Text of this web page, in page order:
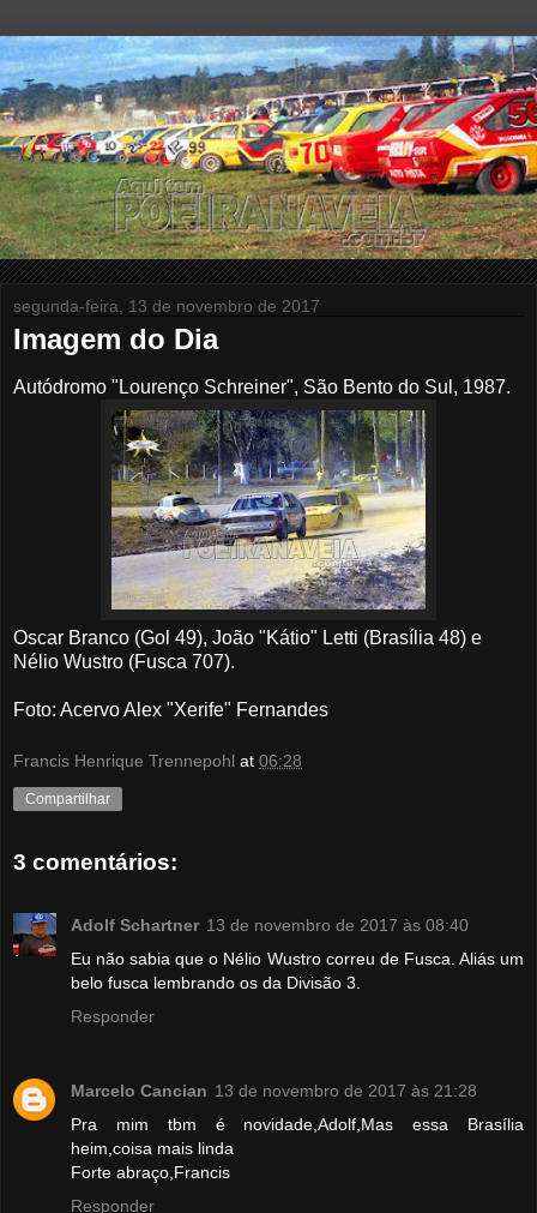
segunda-feira, 13 de novembro de 2017
Imagem do Dia
Autódromo "Lourenço Schreiner", São Bento do Sul, 1987.
Oscar Branco (Gol 49), João "Kátio" Letti (Brasília 48) e
Nélio Wustro (Fusca 707).
Foto: Acervo Alex "Xerife" Fernandes
Francis Henrique Trennepohl at 06:28
Compartilhar
3 comentários:
Adolf Schartner 13 de novembro de 2017 às 08:40
Eu não sabia que o Nélio Wustro correu de Fusca. Aliás um
belo fusca lembrando os da Divisão 3.
Responder
Marcelo Cancian 13 de novembro de 2017 às 21:28
Pra mim tbm é novidade,Adolf,Mas essa Brasília
heim,coisa mais linda
Forte abraço,Francis
Responder